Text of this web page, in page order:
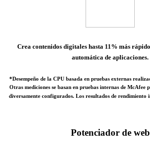
Crea contenidos digitales hasta 11% más rápido
automática de aplicaciones.
*Desempeño de la CPU basada en pruebas externas
Otras mediciones se basan en pruebas internas de McAfee
diversamente configurados. Los resultados de rendimiento
Potenciador de web